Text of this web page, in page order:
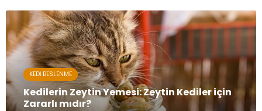
KEDI BESLENME
Kedilerin Zeytin Yemesi: Zeytin Kediler için
Zararlı mıdır?